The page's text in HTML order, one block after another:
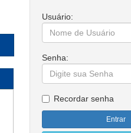
Usuário:
Senha:
Recordar senha